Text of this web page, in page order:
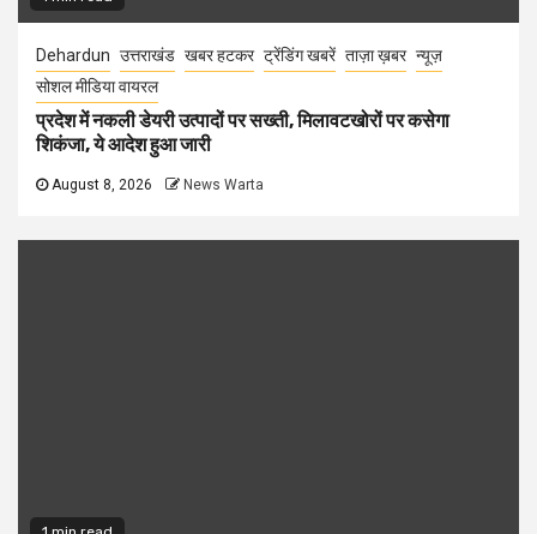
Dehardun उत्तराखंड खबर हटकर ट्रेंडिंग खबरें ताज़ा ख़बर न्यूज़
सोशल मीडिया वायरल
प्रदेश में नकली डेयरी उत्पादों पर सख्ती, मिलावटखोरों पर कसेगा
शिकंजा, ये आदेश हुआ जारी
August 8, 2026 News Warta